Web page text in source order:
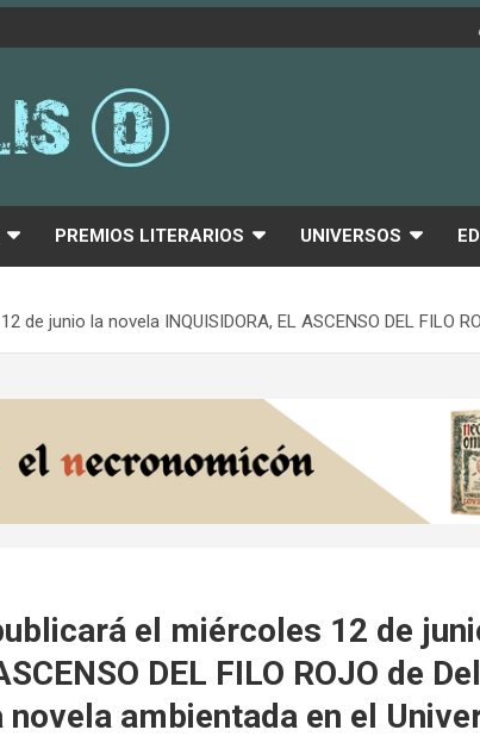
PREMIOS LITERARIOS UNIVERSOS
junio la novela INQUISIDORA, EL ASCENSO DEL FILO
el miércoles 12 de
DEL FILO ROJO de
novela ambientada en el